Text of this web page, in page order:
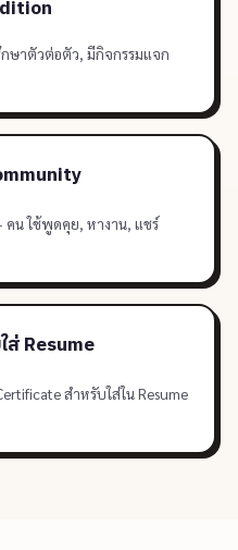
ษาตัวต่อตัว, มีกิจกรรมแจก
คน ใช้พูดคุย, หางาน, แชร์
Resume
สำหรับใส่ใน Resume